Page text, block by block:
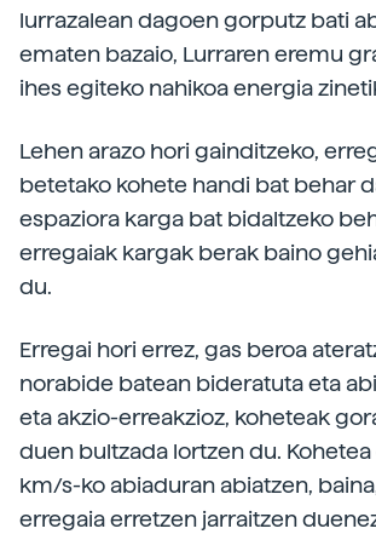
lurrazalean dagoen gorputz bati
ematen bazaio, Lurraren eremu
ihes egiteko nahikoa energia
Lehen arazo hori gainditzeko,
betetako kohete handi bat behar
espaziora karga bat bidaltzeko
erregaiak kargak berak baino
du.
Erregai hori errez, gas beroa
norabide batean bideratuta eta
eta akzio-erreakzioz, koheteak
duen bultzada lortzen du. Kohetea
km/s-ko abiaduran abiatzen,
erregaia erretzen jarraitzen